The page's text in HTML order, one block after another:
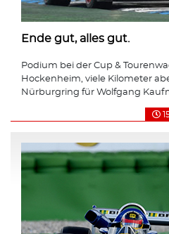
Ende gut, alles gut.
Podium bei der Cup &
Hockenheim, viele Kilometer
Nürburgring für Wolfgang